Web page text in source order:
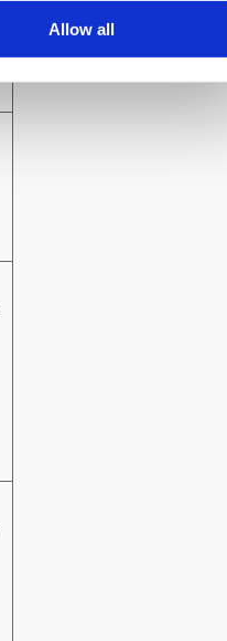
Allow all